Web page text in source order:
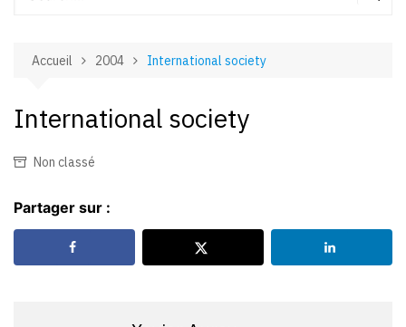
Accueil 2004 International society
International society
Non classé
Partager sur :